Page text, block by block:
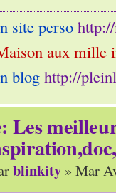
site perso
aux mille
bloghttp://
Les
blinkity » Mar